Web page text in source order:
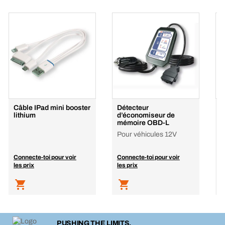
Câble IPad mini booster
lithium
Connecte-toi pour voir
les prix
Détecteur
d’économiseur de
mémoire OBD-L
Pour véhicules 12V
Connecte-toi pour voir
les prix
PUSHING THE LIMITS.